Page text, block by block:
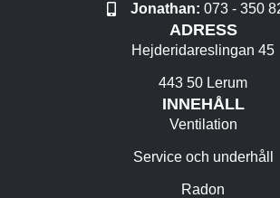
Jonathan: 073 - 350
ADRESS
Hejderidareslingan 45
443 50 Lerum
INNEHÅLL
Ventilation
Service och underhåll
Radon